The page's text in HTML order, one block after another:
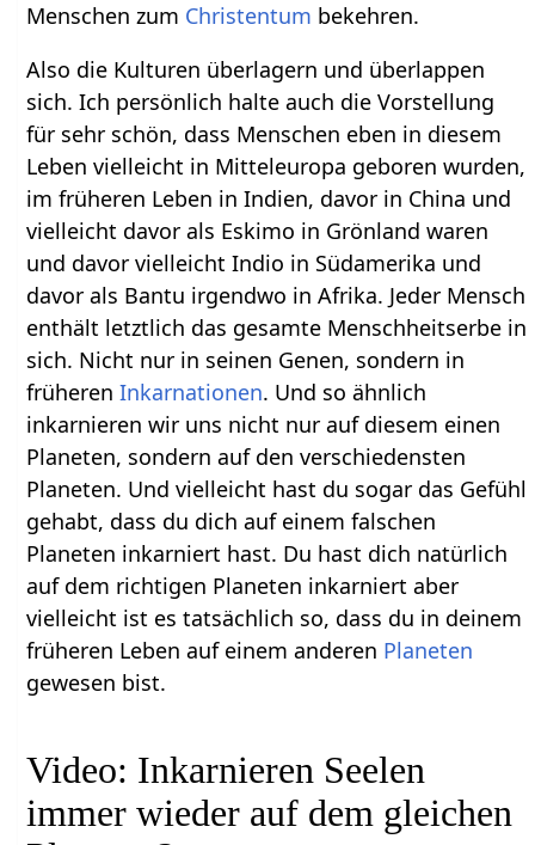
Menschen zum Christentum bekehren.
Also die Kulturen überlagern und überlappen
sich. Ich persönlich halte auch die Vorstellung
für sehr schön, dass Menschen eben in diesem
Leben vielleicht in Mitteleuropa geboren wurden,
im früheren Leben in Indien, davor in China und
vielleicht davor als Eskimo in Grönland waren
und davor vielleicht Indio in Südamerika und
davor als Bantu irgendwo in Afrika. Jeder Mensch
enthält letztlich das gesamte Menschheitserbe in
sich. Nicht nur in seinen Genen, sondern in
früherenInkarnationen. Und so ähnlich
inkarnieren wir uns nicht nur auf diesem einen
Planeten, sondern auf den verschiedensten
Planeten. Und vielleicht hast du sogar das Gefühl
gehabt, dass du dich auf einem falschen
Planeten inkarniert hast. Du hast dich natürlich
auf dem richtigen Planeten inkarniert aber
vielleicht ist es tatsächlich so, dass du in deinem
früheren Leben auf einem anderen Planeten
gewesen bist.
Video: Inkarnieren Seelen
immer wieder auf dem gleichen